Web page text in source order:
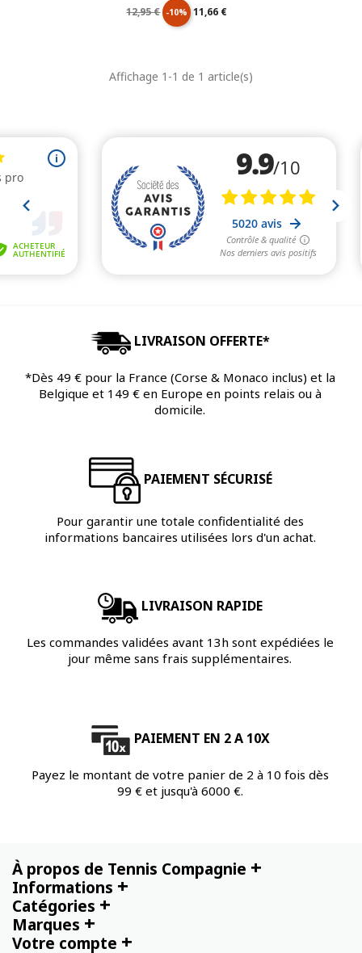
Prix
base
12,95 € -10% Prix
11,66 €
Affichage 1-1 de 1 article(s)
LIVRAISON OFFERTE*
*Dès 49 € pour la France (Corse & Monaco inclus) et la
Belgique et 149 € en Europe en points relais ou à
domicile.
PAIEMENT SÉCURISÉ
Pour garantir une totale confidentialité des
informations bancaires utilisées lors d'un achat.
LIVRAISON RAPIDE
Les commandes validées avant 13h sont expédiées le
jour même sans frais supplémentaires.
PAIEMENT EN 2 A 10X
Payez le montant de votre panier de 2 à 10 fois dès
99 € et jusqu'à 6000 €.
À propos de Tennis Compagnie +
Informations +
Catégories +
Marques +
Votre compte +